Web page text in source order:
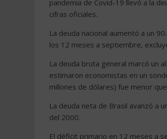
pandemia de Covid-19 llevó a la
cifras oficiales.
La deuda nacional aumentó a un
los 12 meses a septiembre,
La deuda bruta general marcó un
estimaron economistas en un
millones de dólares) fue menor
La deuda neta de Brasil avanzó a
del 2000.
El déficit primario en 12 meses a